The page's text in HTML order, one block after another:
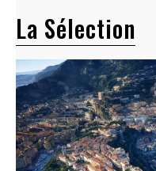
La Sélection